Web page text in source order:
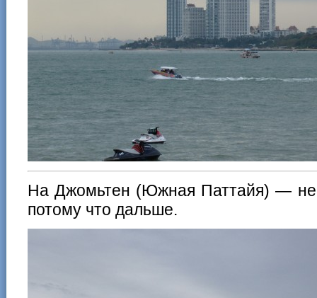
На Джомьтен (Южная Паттайя) — не
потому что дальше.